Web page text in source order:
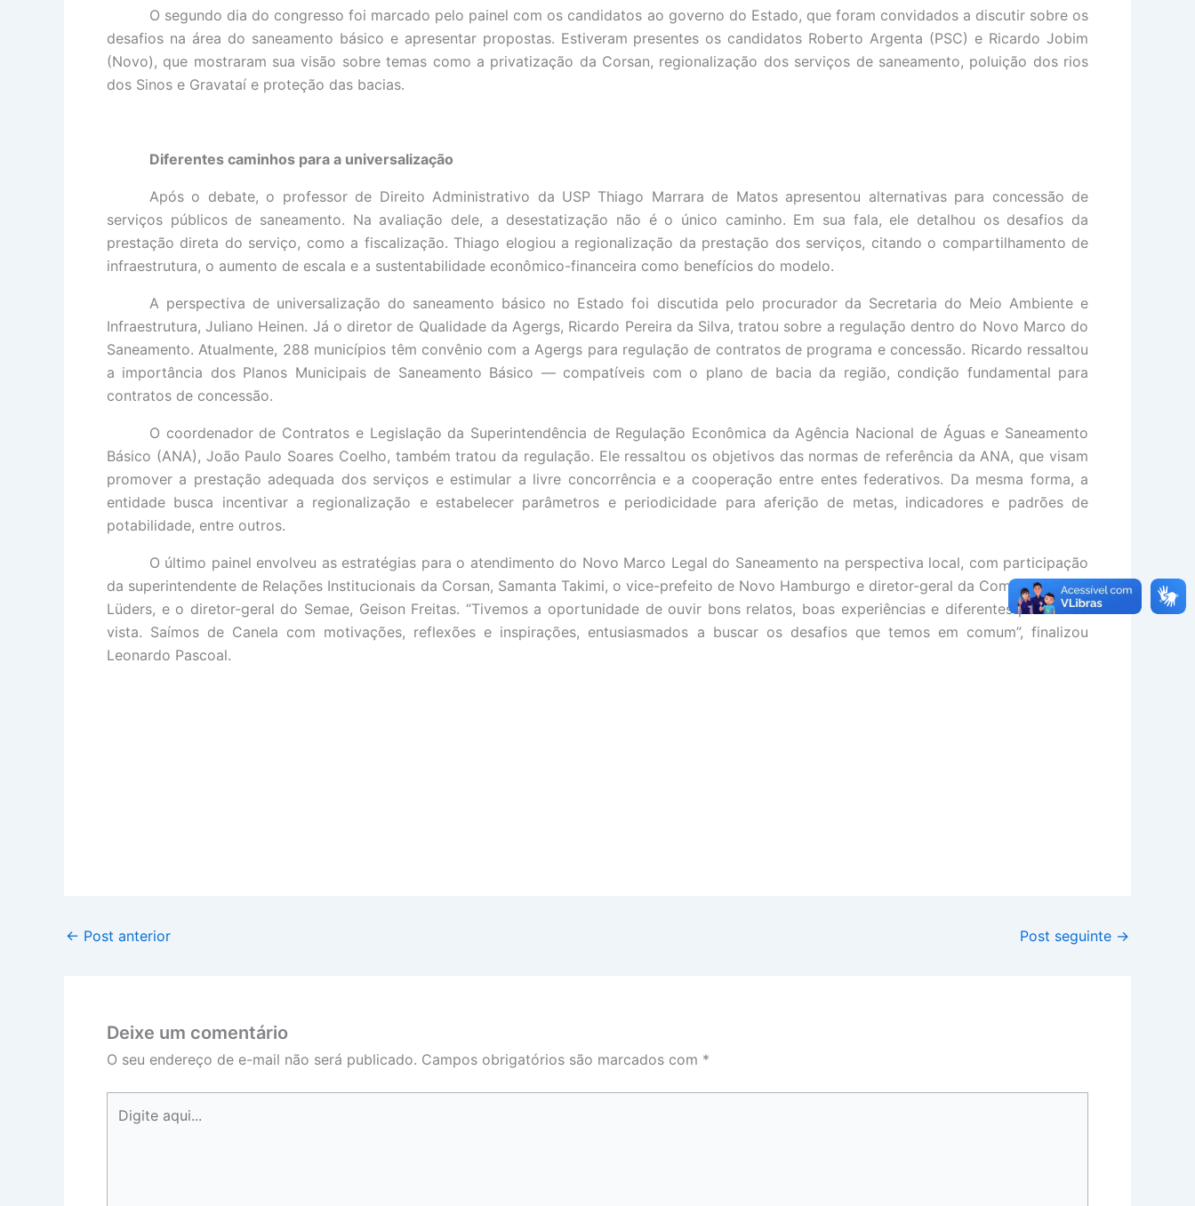
O segundo dia do congresso foi marcado pelo painel com os candidatos ao governo do Estado, que foram convidados a discutir sobre os
desafios na área do saneamento básico e apresentar propostas. Estiveram presentes os candidatos Roberto Argenta (PSC) e Ricardo Jobim
(Novo), que mostraram sua visão sobre temas como a privatização da Corsan, regionalização dos serviços de saneamento, poluição dos rios
dos Sinos e Gravataí e proteção das bacias.
Diferentes caminhos para a universalização
Após o debate, o professor de Direito Administrativo da USP Thiago Marrara de Matos apresentou alternativas para concessão de
serviços públicos de saneamento. Na avaliação dele, a desestatização não é o único caminho. Em sua fala, ele detalhou os desafios da
prestação direta do serviço, como a fiscalização. Thiago elogiou a regionalização da prestação dos serviços, citando o compartilhamento de
infraestrutura, o aumento de escala e a sustentabilidade econômico-financeira como benefícios do modelo.
A perspectiva de universalização do saneamento básico no Estado foi discutida pelo procurador da Secretaria do Meio Ambiente e
Infraestrutura, Juliano Heinen. Já o diretor de Qualidade da Agergs, Ricardo Pereira da Silva, tratou sobre a regulação dentro do Novo Marco do
Saneamento. Atualmente, 288 municípios têm convênio com a Agergs para regulação de contratos de programa e concessão. Ricardo ressaltou
a importância dos Planos Municipais de Saneamento Básico — compatíveis com o plano de bacia da região, condição fundamental para
contratos de concessão.
O coordenador de Contratos e Legislação da Superintendência de Regulação Econômica da Agência Nacional de Águas e Saneamento
Básico (ANA), João Paulo Soares Coelho, também tratou da regulação. Ele ressaltou os objetivos das normas de referência da ANA, que visam
promover a prestação adequada dos serviços e estimular a livre concorrência e a cooperação entre entes federativos. Da mesma forma, a
entidade busca incentivar a regionalização e estabelecer parâmetros e periodicidade para aferição de metas, indicadores e padrões de
potabilidade, entre outros.
O último painel envolveu as estratégias para o atendimento do Novo Marco Legal do Saneamento na perspectiva local, com participação
da superintendente de Relações Institucionais da Corsan, Samanta Takimi, o vice-prefeito de Novo Hamburgo e diretor-geral da Comusa, Márcio
Lüders, e o diretor-geral do Semae, Geison Freitas. “Tivemos a oportunidade de ouvir bons relatos, boas experiências e diferentes pontos de
vista. Saímos de Canela com motivações, reflexões e inspirações, entusiasmados a buscar os desafios que temos em comum”, finalizou
Leonardo Pascoal.
← Post anterior Post seguinte →
Deixe um comentário
O seu endereço de e-mail não será publicado. Campos obrigatórios são marcados com *
aqui...